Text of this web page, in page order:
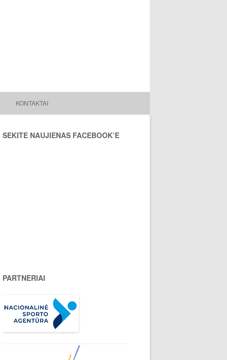
KONTAKTAI
SEKITE NAUJIENAS FACEBOOK’E
PARTNERIAI